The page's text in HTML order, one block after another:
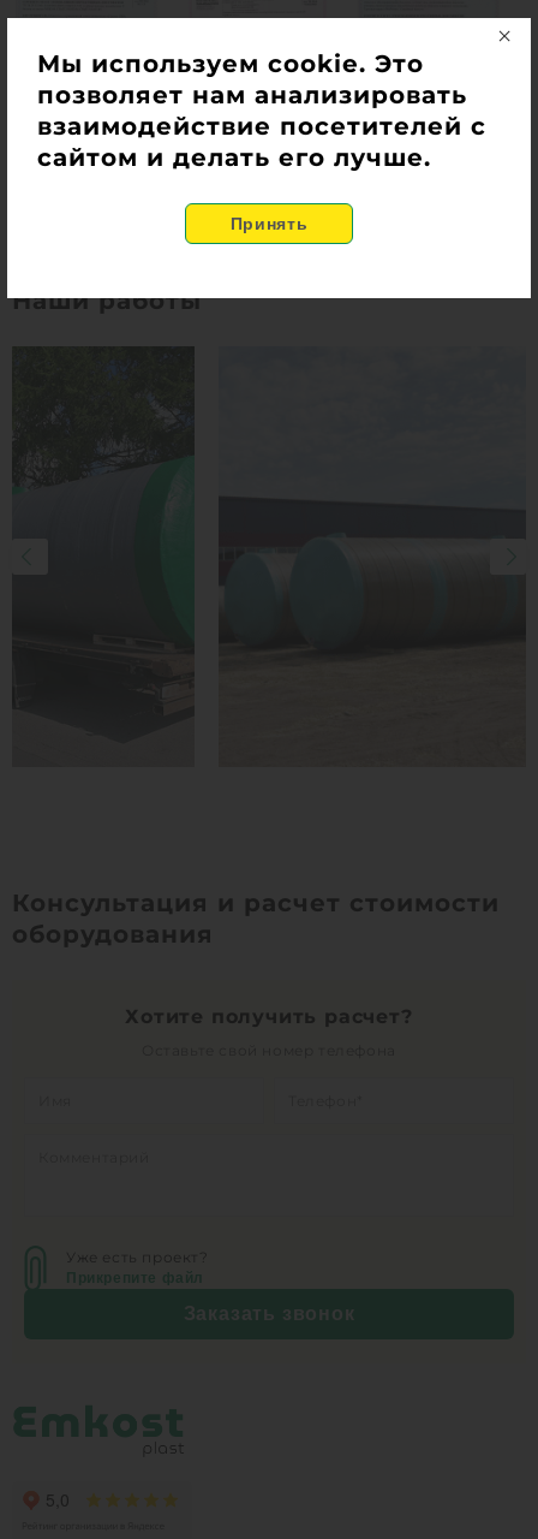
Наши работы
Консультация и расчет стоимости
оборудования
Хотите получить расчет?
Уже есть проект?
Прикрепите файл
Заказать звонок
Мы используем cookie. Это
позволяет нам анализировать
взаимодействие посетителей с
сайтом и делать его лучше.